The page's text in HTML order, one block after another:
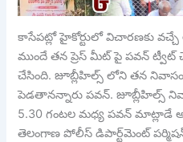
కాసేపట్లో హైకోర్టులో విచారణకు
ముందే తన ప్రెస్ మీట్ పై పవన్ ట్వీట్
చేసింది. జూబ్లీహిల్స్ లోని తన
పెడతానన్నారు పవన్. జూబ్లీహిల్స్
5.30 గంటల మధ్య పవన్ మాట్లాడే
తెలంగాణ పోలీస్ డిపార్ట్‎మెంట్